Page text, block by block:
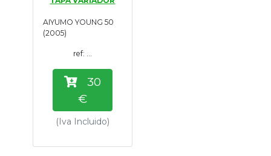
Usados
Tasaciones
Formulario
Empresa
Contacto
AIYUMO YOUNG 50
(2005)
ref: ...
30
€
(Iva Incluido)